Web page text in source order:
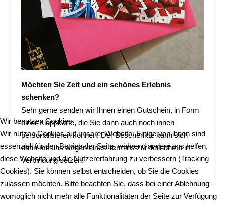
Möchten Sie Zeit und ein schönes Erlebnis
schenken?
Sehr gerne senden wir Ihnen einen Gutschein, in Form
einer Klappkarte, die Sie dann auch noch innen
personalisieren können. Der Beschenkte kann sich
dann mit uns wegen eines Termins zur Teilnahme in
Verbindung setzen.
Wir benutzen Cookies
Wir nutzen Cookies auf unserer Website. Einige von ihnen sind
essenziell für den Betrieb der Seite, während andere uns helfen,
diese Website und die Nutzererfahrung zu verbessern (Tracking
Cookies). Sie können selbst entscheiden, ob Sie die Cookies
zulassen möchten. Bitte beachten Sie, dass bei einer Ablehnung
womöglich nicht mehr alle Funktionalitäten der Seite zur Verfügung